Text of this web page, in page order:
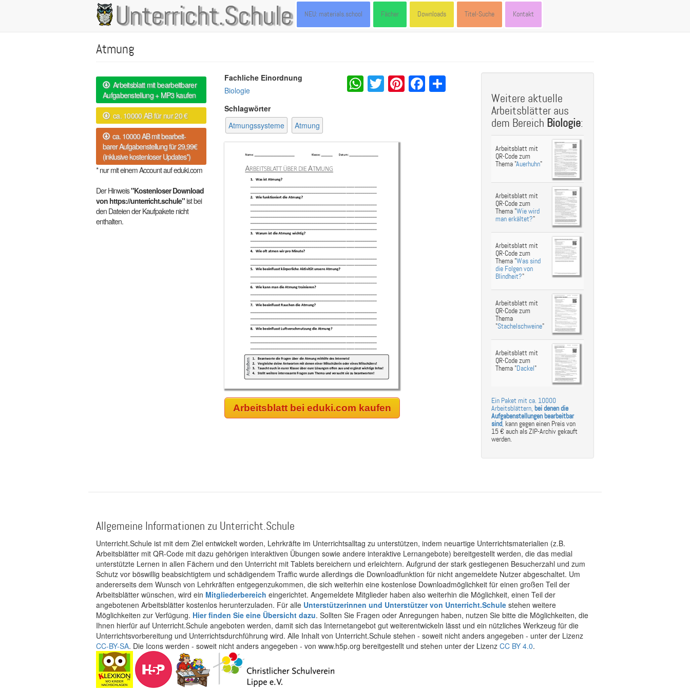
Unterricht.Schule
Main
navigation
NEU: materials.school Fächer Downloads Titel-Suche Kontakt
Atmung
Arbeitsblatt mit bearbeitbarer
Aufgabenstellung + MP3 kaufen
ca. 10000 AB für nur 20 €
ca. 10000 AB mit bearbeit-
barer Aufgabenstellung für 29,99€
(inklusive kostenloser Updates*)
* nur mit einem Account auf eduki.com
Der Hinweis"Kostenloser Download
von https://unterricht.schule"ist bei
den Dateien der Kaufpakete nicht
enthalten.
Fachliche Einordnung
Biologie
Schlagwörter
Atmungssysteme
Atmung
WhatsApp
Twitter
Pinterest
Facebook
Share
Arbeitsblatt bei eduki.com kaufen
Weitere aktuelle
Arbeitsblätter aus
dem Bereich Biologie:
Arbeitsblatt mit
QR-Code zum
Thema "Auerhuhn"
Arbeitsblatt mit
QR-Code zum
Thema "Wie wird
man erkältet?"
Arbeitsblatt mit
QR-Code zum
Thema "Was sind
die Folgen von
Blindheit?"
Arbeitsblatt mit
QR-Code zum
Thema
"Stachelschweine"
Arbeitsblatt mit
QR-Code zum
Thema "Dackel"
Ein Paket mit ca. 10000
Arbeitsblättern, bei denen die
Aufgabenstellungen bearbeitbar
sind, kann gegen einen Preis von
15 € auch als ZIP-Archiv gekauft
werden.
Allgemeine Informationen zu Unterricht.Schule
Unterricht.Schule ist mit dem Ziel entwickelt worden, Lehrkräfte im Unterrichtsalltag zu unterstützen, indem neuartige Unterrichtsmaterialien (z.B.
Arbeitsblätter mit QR-Code mit dazu gehörigen interaktiven Übungen sowie andere interaktive Lernangebote) bereitgestellt werden, die das medial
unterstützte Lernen in allen Fächern und den Unterricht mit Tablets bereichern und erleichtern. Aufgrund der stark gestiegenen Besucherzahl und zum
Schutz vor böswillig beabsichtigtem und schädigendem Traffic wurde allerdings die Downloadfunktion für nicht angemeldete Nutzer abgeschaltet. Um
andererseits dem Wunsch von Lehrkräften entgegenzukommen, die sich weiterhin eine kostenlose Downloadmöglichkeit für einen großen Teil der
Arbeitsblätter wünschen, wird ein Mitgliederbereich eingerichtet. Angemeldete Mitglieder haben also weiterhin die Möglichkeit, einen Teil der
angebotenen Arbeitsblätter kostenlos herunterzuladen. Für alle Unterstützerinnen und Unterstützer von Unterricht.Schule stehen weitere
Möglichkeiten zur Verfügung. Hier finden Sie eine Übersicht dazu. Sollten Sie Fragen oder Anregungen haben, nutzen Sie bitte die Möglichkeiten, die
Ihnen hierfür auf Unterricht.Schule angeboten werden, damit sich das Internetangebot gut weiterentwickeln lässt und ein nützliches Werkzeug für die
Unterrichtsvorbereitung und Unterrichtsdurchführung wird. Alle Inhalt von Unterricht.Schule stehen - soweit nicht anders angegeben - unter der Lizenz
CC-BY-SA. Die Icons werden - soweit nicht anders angegeben - von www.h5p.org bereitgestellt und stehen unter der Lizenz CC BY 4.0.